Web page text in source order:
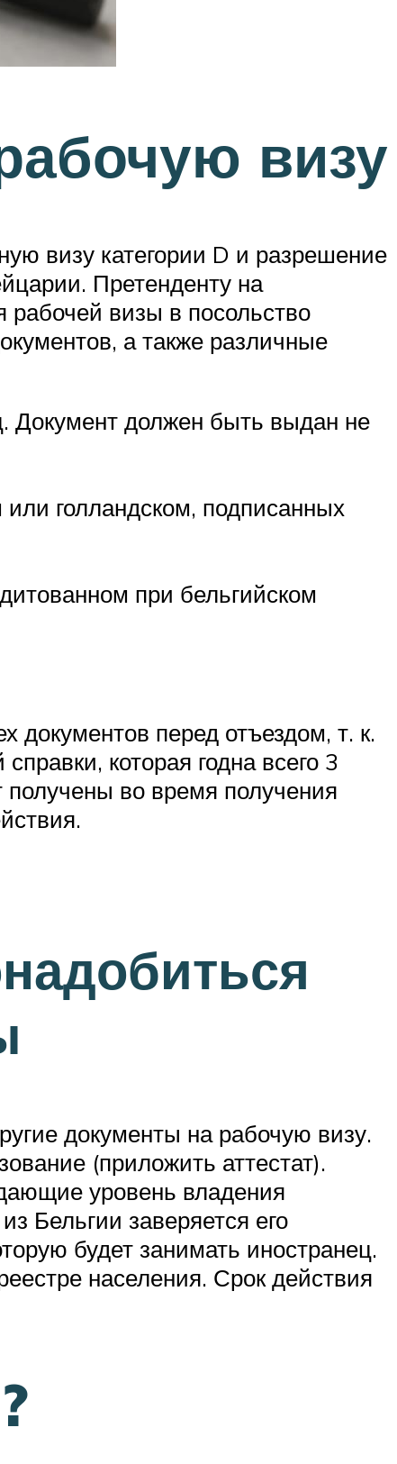
визу
визу категории D и разрешение
Претенденту на
визы в посольство
а также различные
Документ должен быть выдан не
голландском, подписанных
при бельгийском
документов перед отъездом, т. к.
которая годна всего 3
получены во время получения
документы на рабочую визу.
(приложить аттестат).
уровень владения
Бельгии заверяется его
будет занимать иностранец.
населения. Срок действия